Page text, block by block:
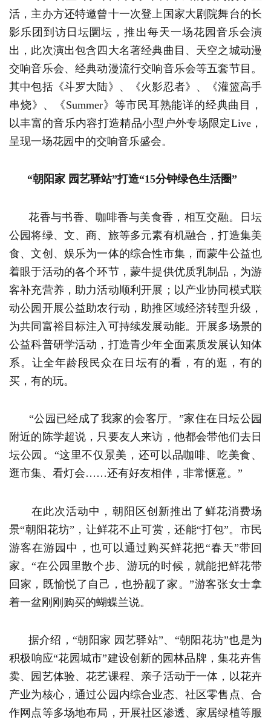
活，主办方还特邀曾十一次登上国家大剧院舞台的长
影乐团到访日坛圜坛，推出每天一场花园音乐会演
出，此次演出包含四大名著经典曲目、天空之城动漫
交响音乐会、经典动漫流行交响音乐会等五套节目。
其中包括《斗罗大陆》、《火影忍者》、《灌篮高手
串烧》、《Summer》等市民耳熟能详的经典曲目，
以丰富的音乐内容打造精品小型户外专场限定Live，
呈现一场花园中的交响音乐盛会。
“朝阳家 园艺驿站”打造“15分钟绿色生活圈”
花香与书香、咖啡香与美食香，相互交融。日坛
公园将绿、文、商、旅等多元素有机融合，打造集美
食、文创、娱乐为一体的综合性市集，而蒙牛公益也
着眼于活动的各个环节，蒙牛提供优质乳制品，为游
客补充营养，助力活动顺利开展；以产业协同模式联
动公园开展公益助农行动，助推区域经济转型升级，
为共同富裕目标注入可持续发展动能。开展多场景的
公益科普研学活动，打造青少年全面素质发展认知体
系。让全年龄段民众在日坛有的看，有的逛，有的
买，有的玩。
“公园已经成了我家的会客厅。”家住在日坛公园
附近的陈学超说，只要友人来访，他都会带他们去日
坛公园。“这里不仅景美，还可以品咖啡、吃美食、
逛市集、看灯会……还有好友相伴，非常惬意。”
在此次活动中，朝阳区创新推出了鲜花消费场
景“朝阳花坊”，让鲜花不止可赏，还能“打包”。市民
游客在游园中，也可以通过购买鲜花把“春天”带回
家。“在公园里散个步、游玩的时候，就能把鲜花带
回家，既愉悦了自己，也扮靓了家。”游客张女士拿
着一盆刚刚购买的蝴蝶兰说。
据介绍，“朝阳家 园艺驿站”、“朝阳花坊”也是为
积极响应“花园城市”建设创新的园林品牌，集花卉售
卖、园艺体验、花艺课程、亲子活动于一体，以花卉
产业为核心，通过公园内综合业态、社区零售点、合
作网点等多场地布局，开展社区渗透、家居绿植等服